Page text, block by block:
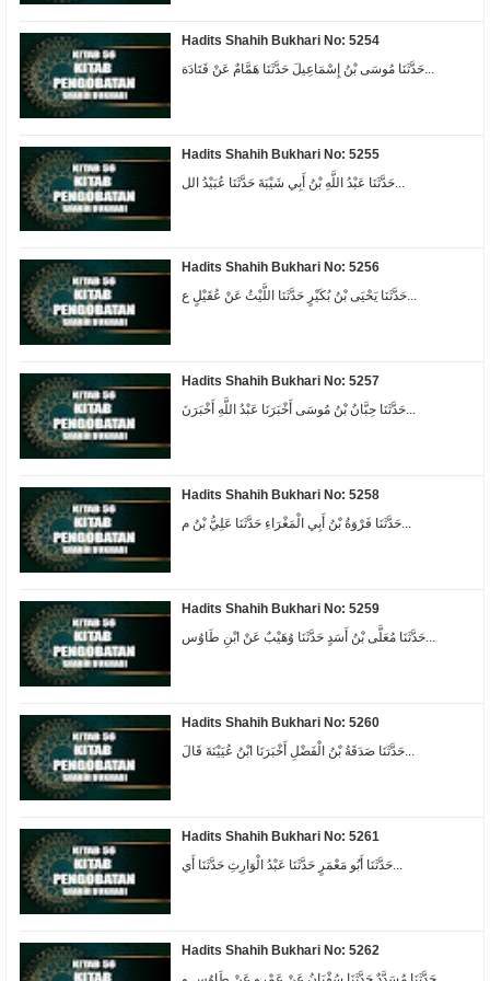
Hadits Shahih Bukhari No: 5254
Hadits Shahih Bukhari No: 5255
Hadits Shahih Bukhari No: 5256
حَدَّثَنَا يَحْيَى بْنُ بُكَيْرٍ حَدَّثَنَا اللَّيْثُ عَنْ عُقَيْلٍ ع...
Hadits Shahih Bukhari No: 5257
حَدَّثَنَا حِبَّانُ بْنُ مُوسَى أَخْبَرَنَا عَبْدُ اللَّهِ أَخْبَرَنَ...
Hadits Shahih Bukhari No: 5258
حَدَّثَنَا فَرْوَةُ بْنُ أَبِي الْمَغْرَاءِ حَدَّثَنَا عَلِيُّ بْنُ م...
Hadits Shahih Bukhari No: 5259
حَدَّثَنَا مُعَلَّى بْنُ أَسَدٍ حَدَّثَنَا وُهَيْبٌ عَنْ ابْنِ طَاوُس...
Hadits Shahih Bukhari No: 5260
حَدَّثَنَا صَدَقَةُ بْنُ الْفَضْلِ أَخْبَرَنَا ابْنُ عُيَيْنَةَ قَالَ...
Hadits Shahih Bukhari No: 5261
Hadits Shahih Bukhari No: 5262